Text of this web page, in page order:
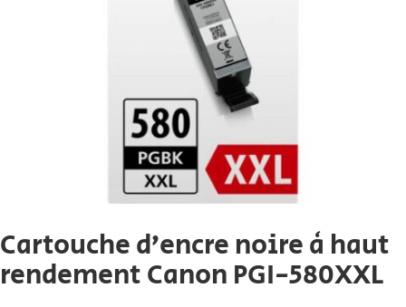
Cartouche d’encre noire à haut
rendement Canon PGI-580XXL